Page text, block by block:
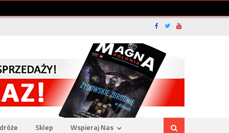
Sklep Wspieraj Nas